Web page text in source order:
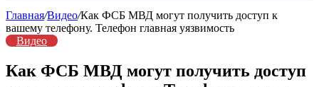
Главная/Видео/Как ФСБ МВД могут получить доступ к
вашему телефону. Телефон главная уязвимость
Видео
Как ФСБ МВД могут получить доступ